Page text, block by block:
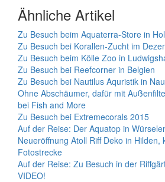
Ähnliche Artikel
Zu Besuch beim Aquaterra-Store in
Zu Besuch bei Korallen-Zucht im
Zu Besuch beim Kölle Zoo in
Zu Besuch bei Reefcorner in Belgien
Zu Besuch bei Nautilus Aquristik in
Ohne Abschäumer, dafür mit
bei Fish and More
Zu Besuch bei Extremecorals 2015
Auf der Reise: Der Aquatop in
Neueröffnung Atoll Riff Deko in Hilden,
Fotostrecke
Auf der Reise: Zu Besuch in der
VIDEO!